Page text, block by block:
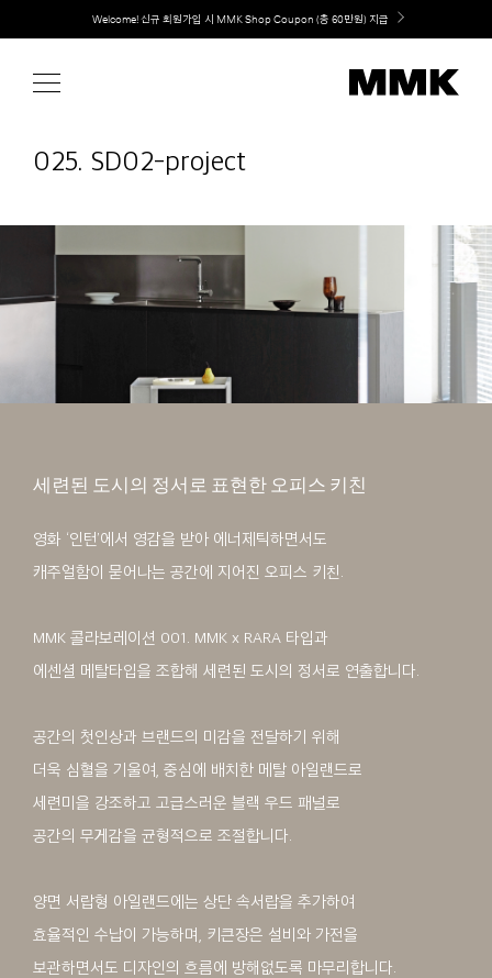
content
Welcome! 신규 회원가입 시 MMK Shop Coupon (총 60만원) 지급
취향대로 완성하는 커스텀 아일랜드 키친, MMK The Island 출시
025. SD02-project
세련된 도시의 정서로 표현한 오피스 키친
영화 ‘인턴’에서 영감을 받아 에너제틱하면서도
캐주얼함이 묻어나는 공간에 지어진 오피스 키친.
MMK 콜라보레이션 001. MMK x RARA 타입과
에센셜 메탈타입을 조합해 세련된 도시의 정서로 연출합니다.
공간의 첫인상과 브랜드의 미감을 전달하기 위해
더욱 심혈을 기울여, 중심에 배치한 메탈 아일랜드로
세련미을 강조하고 고급스러운 블랙 우드 패널로
공간의 무게감을 균형적으로 조절합니다.
양면 서랍형 아일랜드에는 상단 속서랍을 추가하여
효율적인 수납이 가능하며, 키큰장은 설비와 가전을
보관하면서도 디자인의 흐름에 방해없도록 마무리합니다.